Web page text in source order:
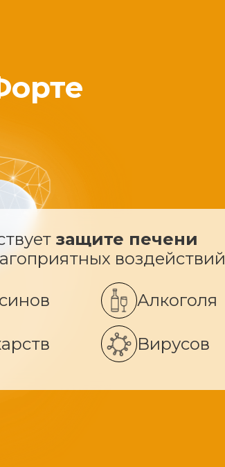
защите печени
воздействий
Алкоголя
Вирусов